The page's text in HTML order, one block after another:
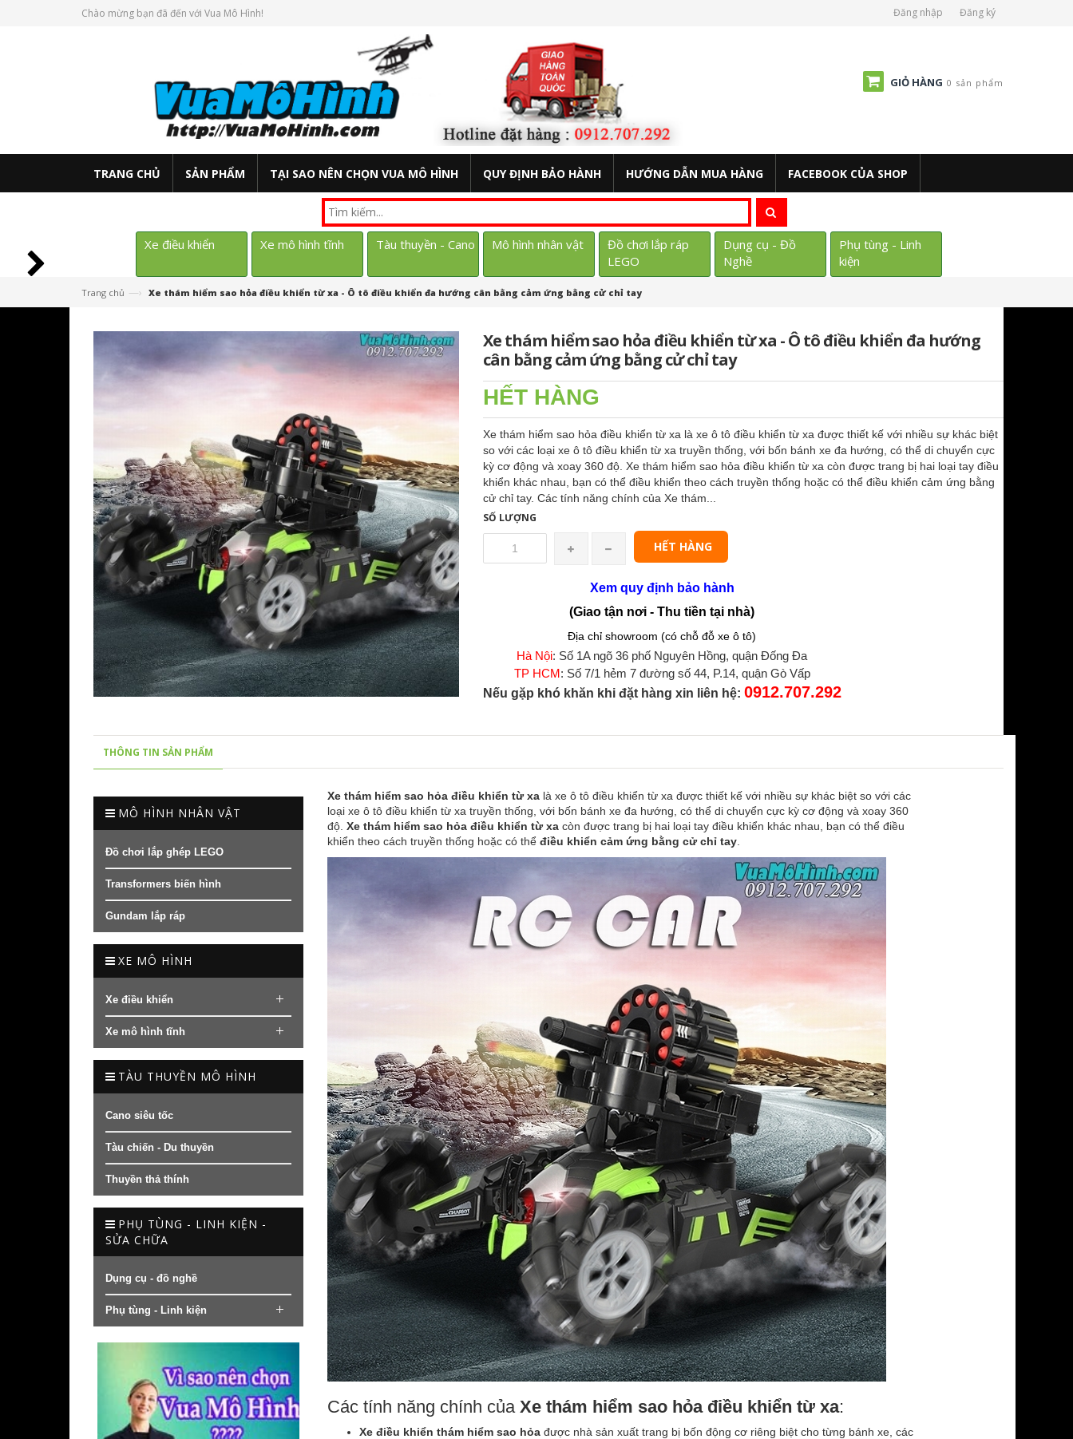
Chào mừng bạn đã đến với Vua Mô Hình! Đăng nhập Đăng ký
GIỎ HÀNG 0 sản phẩm
TRANG CHỦ SẢN PHẨM TẠI SAO NÊN CHỌN VUA MÔ HÌNH QUY ĐỊNH BẢO HÀNH HƯỚNG DẪN MUA HÀNG FACEBOOK CỦA SHOP
Xe điều khiển Xe mô hình tĩnh Tàu thuyền - Cano Mô hình nhân vật
Đồ chơi lắp ráp
LEGO
Dụng cụ - Đồ
Nghề
Phụ tùng - Linh
kiện
Trang chủ —› Xe thám hiểm sao hỏa điều khiển từ xa - Ô tô điều khiển đa hướng cân bằng cảm ứng bằng cử chỉ tay
Xe thám hiểm sao hỏa điều khiển từ xa - Ô tô điều khiển đa hướng
cân bằng cảm ứng bằng cử chỉ tay
HẾT HÀNG
Xe thám hiểm sao hỏa điều khiển từ xa là xe ô tô điều khiển từ xa được thiết kế với nhiều sự khác biệt
so với các loại xe ô tô điều khiển từ xa truyền thống, với bốn bánh xe đa hướng, có thể di chuyển cực
kỳ cơ động và xoay 360 độ. Xe thám hiểm sao hỏa điều khiển từ xa còn được trang bị hai loại tay điều
khiển khác nhau, bạn có thể điều khiển theo cách truyền thống hoặc có thể điều khiển cảm ứng bằng
cử chỉ tay. Các tính năng chính của Xe thám...
SỐ LƯỢNG
HẾT HÀNG
Xem quy định bảo hành
(Giao tận nơi - Thu tiền tại nhà)
Địa chỉ showroom (có chỗ đỗ xe ô tô)
Hà Nội: Số 1A ngõ 36 phố Nguyên Hồng, quận Đống Đa
TP HCM: Số 7/1 hẻm 7 đường số 44, P.14, quận Gò Vấp
Nếu gặp khó khăn khi đặt hàng xin liên hệ: 0912.707.292
THÔNG TIN SẢN PHẨM
MÔ HÌNH NHÂN VẬT
Đồ chơi lắp ghép LEGO
Transformers biến hình
Gundam lắp ráp
XE MÔ HÌNH
Xe điều khiển
Xe mô hình tĩnh
TÀU THUYỀN MÔ HÌNH
Cano siêu tốc
Tàu chiến - Du thuyền
Thuyền thả thính
PHỤ TÙNG - LINH KIỆN -
SỬA CHỮA
Dụng cụ - đồ nghề
Phụ tùng - Linh kiện
Xe thám hiểm sao hỏa điều khiển từ xalà xe ô tô điều khiển từ xa được thiết kế với nhiều sự khác biệt so với các
loại xe ô tô điều khiển từ xa truyền thống, với bốn bánh xe đa hướng, có thể di chuyển cực kỳ cơ động và xoay 360
độ. Xe thám hiểm sao hỏa điều khiển từ xa còn được trang bị hai loại tay điều khiển khác nhau, bạn có thể điều
khiển theo cách truyền thống hoặc có thể điều khiển cảm ứng bằng cử chỉ tay.
Các tính năng chính của Xe thám hiểm sao hỏa điều khiển từ xa:
Xe điều khiển thám hiểm sao hỏađược nhà sản xuất trang bị bốn động cơ riêng biệt cho từng bánh xe, các